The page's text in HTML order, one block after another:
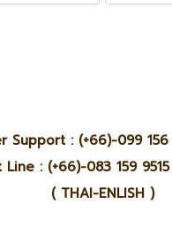
Support : (+66)-099
Line : (+66)-083 159
( THAI-ENLISH )